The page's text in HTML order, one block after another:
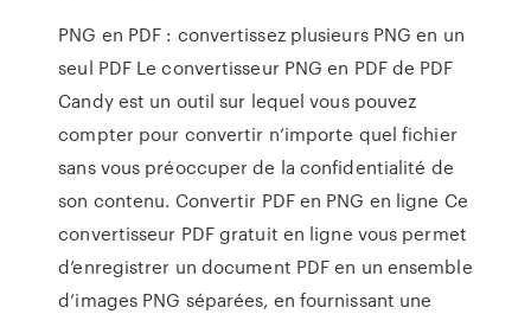
PNG en PDF : convertissez plusieurs PNG en un
seul PDF Le convertisseur PNG en PDF de PDF
Candy est un outil sur lequel vous pouvez
compter pour convertir n’importe quel fichier
sans vous préoccuper de la confidentialité de
son contenu. Convertir PDF en PNG en ligne Ce
convertisseur PDF gratuit en ligne vous permet
d’enregistrer un document PDF en un ensemble
d’images PNG séparées, en fournissant une